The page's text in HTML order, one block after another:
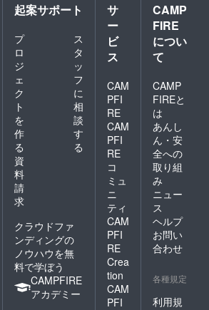
起案サポート
プ
ロ
ジ
ェ
ク
ト
を
作
る
ス
タ
ッ
フ
に
相
談
す
る
資
料
請
求
クラウドファ
ンディングの
ノウハウを無
料で学ぼう
CAMPFIRE
アカデミー
サ
ー
ビ
ス
CAM
PFI
RE
CAM
PFI
RE
コ
ミュ
ニ
ティ
CAM
PFI
RE
Crea
tion
CAM
PFI
CAMP
FIRE
につい
て
CAMP
FIREと
は
あんし
ん・安
全への
取り組
み
ニュー
ス
ヘルプ
お問い
合わせ
各種規定
利用規